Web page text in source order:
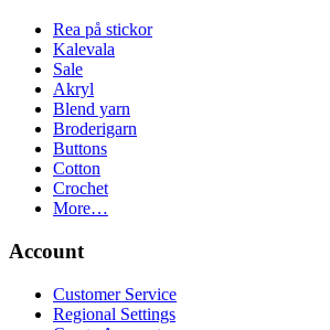
Rea på stickor
Kalevala
Sale
Akryl
Blend yarn
Broderigarn
Buttons
Cotton
Crochet
More…
Account
Customer Service
Regional Settings